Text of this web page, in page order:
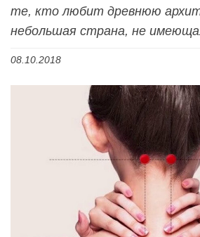
те, кто любит древнюю
небольшая страна, не
08.10.2018